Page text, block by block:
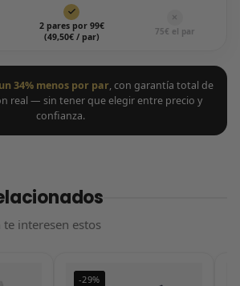
2 pares por 99€
(49,50€ / par)
75€ el par
34% menos por par, con garantía total de
real — sin tener que elegir entre precio y
confianza.
interesen estos
-29%